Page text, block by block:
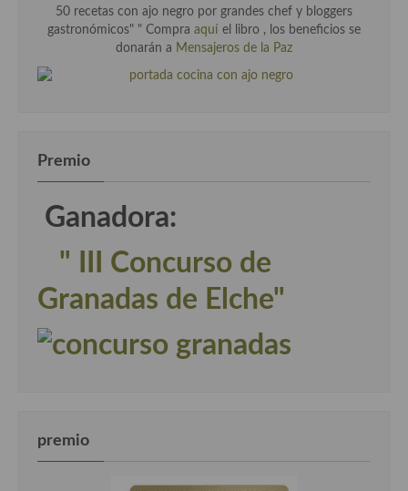
50 recetas con ajo negro por grandes chef y bloggers
gastronómicos" " Compra aquí el libro , los beneficios se
donarán a Mensajeros de la Paz
Premio
Ganadora:
" III Concurso de
Granadas de Elche"
premio